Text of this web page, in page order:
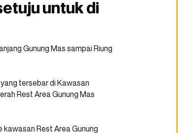
untuk di
Gunung Mas sampai Riung
tersebar di Kawasan
Rest Area Gunung Mas
Rest Area Gunung